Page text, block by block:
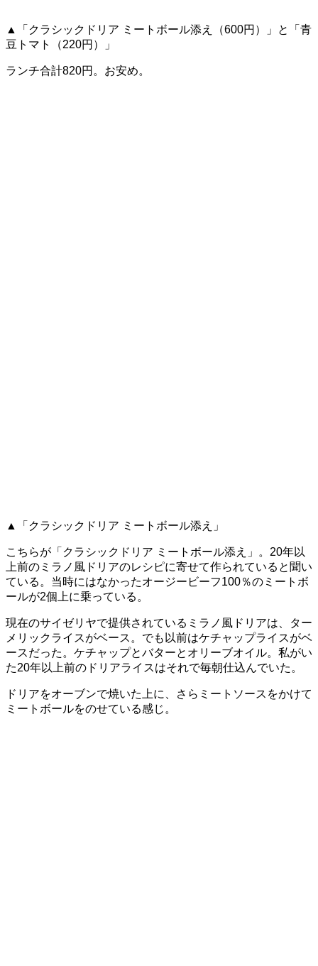
▲「クラシックドリア ミートボール添え（600円）」と「青
豆トマト（220円）」
ランチ合計820円。お安め。
▲「クラシックドリア ミートボール添え」
こちらが「クラシックドリア ミートボール添え」。20年以
上前のミラノ風ドリアのレシピに寄せて作られていると聞い
ている。当時にはなかったオージービーフ100％のミートボ
ールが2個上に乗っている。
現在のサイゼリヤで提供されているミラノ風ドリアは、ター
メリックライスがベース。でも以前はケチャップライスがベ
ースだった。ケチャップとバターとオリーブオイル。私がい
た20年以上前のドリアライスはそれで毎朝仕込んでいた。
ドリアをオーブンで焼いた上に、さらミートソースをかけて
ミートボールをのせている感じ。